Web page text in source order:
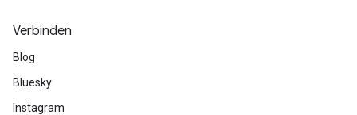
Verbinden
Blog
Bluesky
Instagram